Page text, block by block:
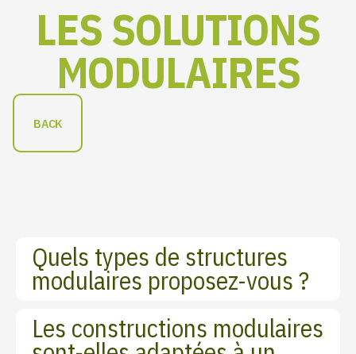
LES SOLUTIONS
MODULAIRES
BACK
Quels types de structures
modulaires proposez-vous ?
Les constructions modulaires